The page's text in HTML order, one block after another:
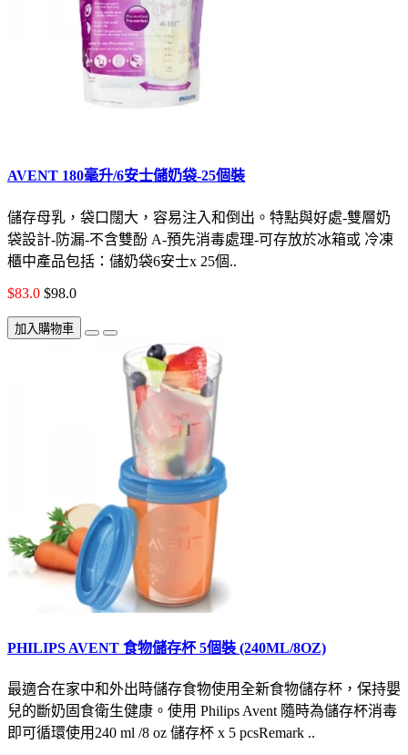
AVENT 180毫升/6安士儲奶袋-25個裝
儲存母乳，袋口闊大，容易注入和倒出。特點與好處-雙層奶
袋設計-防漏-不含雙酚 A-預先消毒處理-可存放於冰箱或 冷凍
櫃中產品包括：儲奶袋6安士x 25個..
$83.0 $98.0
加入購物車
PHILIPS AVENT 食物儲存杯 5個裝 (240ML/8OZ)
最適合在家中和外出時儲存食物使用全新食物儲存杯，保持嬰
兒的斷奶固食衛生健康。使用 Philips Avent 隨時為儲存杯消毒
即可循環使用240 ml /8 oz 儲存杯 x 5 pcsRemark ..